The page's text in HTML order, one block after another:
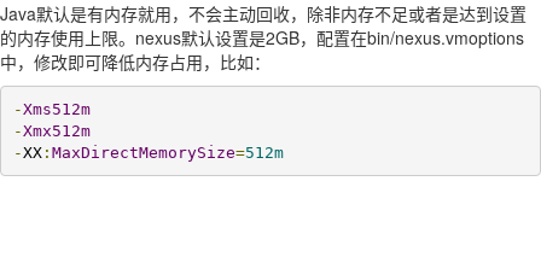
Java默认是有内存就用，不会主动回收，除非内存不足或者是达到设置
的内存使用上限。nexus默认设置是2GB，配置在bin/nexus.vmoptions
中，修改即可降低内存占用，比如：
-Xms512m
-Xmx512m
-XX: MaxDirectMemorySize=512m